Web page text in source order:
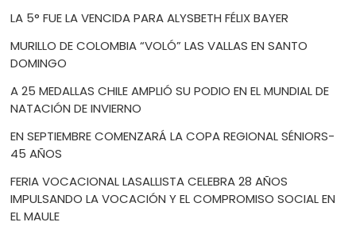
LA 5° FUE LA VENCIDA PARA ALYSBETH FÉLIX BAYER
MURILLO DE COLOMBIA “VOLÓ” LAS VALLAS EN SANTO
DOMINGO
A 25 MEDALLAS CHILE AMPLIÓ SU PODIO EN EL MUNDIAL DE
NATACIÓN DE INVIERNO
EN SEPTIEMBRE COMENZARÁ LA COPA REGIONAL SÉNIORS-
45 AÑOS
FERIA VOCACIONAL LASALLISTA CELEBRA 28 AÑOS
IMPULSANDO LA VOCACIÓN Y EL COMPROMISO SOCIAL EN
EL MAULE